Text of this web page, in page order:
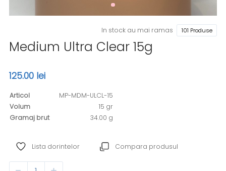
In stock au mai ramas 101 Produse
Medium Ultra Clear 15g
125.00 lei
Articol
MP-MDM-ULCL-15
Volum
15 gr
Gramaj brut
34.00 g
Lista dorintelor Compara produsul